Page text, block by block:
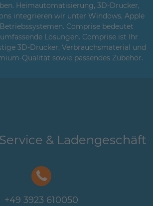
Heimautomatisierung, 3D-Drucker,
integrieren wir unter Windows, Apple
Comprise bedeutet
Lösungen. Comprise ist Ihr
3D-Drucker, Verbrauchsmaterial und
Qualität sowie passendes Zubehör.
& Ladengeschäft
+49 3923 610050